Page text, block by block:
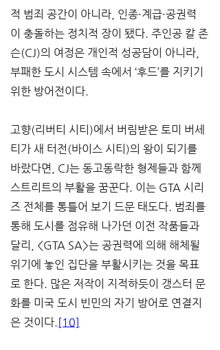
적 범죄 공간이 아니라, 인종·계급·공권력
이 충돌하는 정치적 장이 됐다. 주인공 칼 존
슨(CJ)의 여정은 개인적 성공담이 아니라,
부패한 도시 시스템 속에서 ‘후드’를 지키기
위한 방어전이다.
고향(리버티 시티)에서 버림받은 토미 버세
티가 새 터전(바이스 시티)의 왕이 되기를
바랐다면, CJ는 동고동락한 형제들과 함께
스트리트의 부활을 꿈꾼다. 이는 GTA 시리
즈 전체를 통틀어 보기 드문 태도다. 범죄를
통해 도시를 점유해 나가던 이전 작품들과
달리, <GTA SA>는 공권력에 의해 해체될
위기에 놓인 집단을 부활시키는 것을 목표
로 한다. 많은 저작이 지적하듯이 갱스터 문
화를 미국 도시 빈민의 자기 방어로 연결지
은 것이다. [10]